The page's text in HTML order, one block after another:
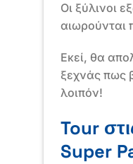
Οι ξύλινοι
αιωρούνται
Εκεί, θα
ξεχνάς πως
λοιπόν!
Tour
Super